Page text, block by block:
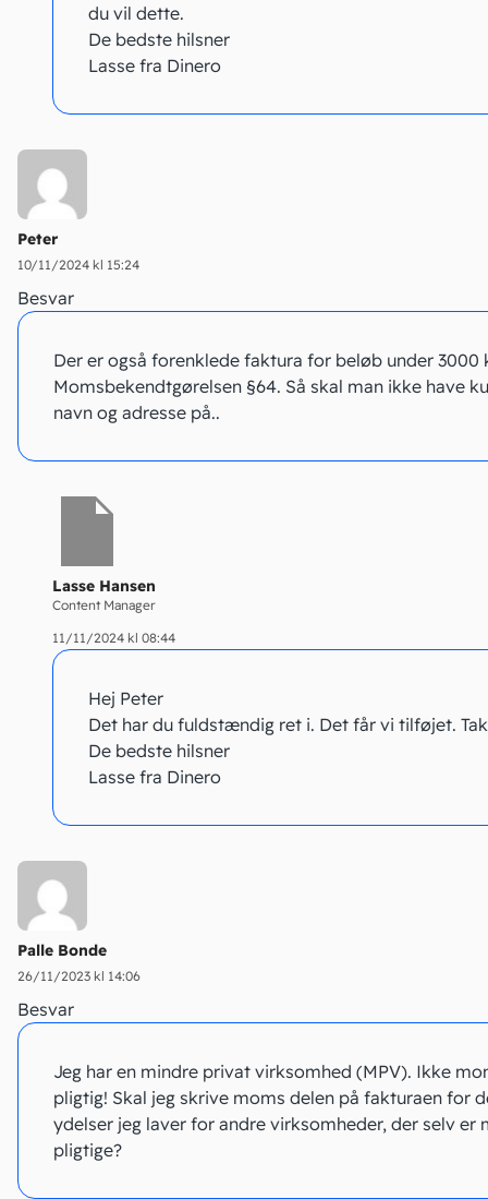
du vil dette.
De bedste hilsner
Lasse fra Dinero
Peter
10/11/2024 kl 15:24
Besvar
Der er også forenklede faktura for beløb under 3000
Momsbekendtgørelsen §64. Så skal man ikke have
navn og adresse på..
Lasse Hansen
Content Manager
11/11/2024 kl 08:44
Hej Peter
Det har du fuldstændig ret i. Det får vi tilføjet.
De bedste hilsner
Lasse fra Dinero
Palle Bonde
26/11/2023 kl 14:06
Besvar
Jeg har en mindre privat virksomhed (MPV). Ikke
pligtig! Skal jeg skrive moms delen på fakturaen for
ydelser jeg laver for andre virksomheder, der selv er
pligtige?